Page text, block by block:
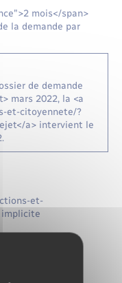
mois</span>
la demande par
de demande
mars 2022, la <a
et-citoyennete/?
a> intervient le
et-
implicite
et-citoyennete/?
dans un <span
du délai de 2